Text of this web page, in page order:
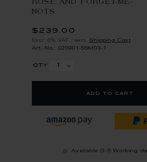
ROSE AND FORGET-ME-
NOTS
$239.00
Excl. 0% VAT excl. Shipping Cost
Art.-No.: 020901-55M03-1
qty
add to cart
Available (3-5 Working